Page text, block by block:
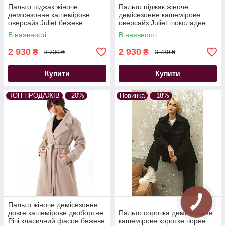
Пальто піджак жіноче
демісезонне кашемірове
оверсайз Juliet бежеве
В наявності
2 930 ₴ 3 730 ₴
Купити
Пальто піджак жіноче
демісезонне кашемірове
оверсайз Juliet шоколадне
В наявності
2 930 ₴ 3 730 ₴
Купити
ТОП ПРОДАЖІВ –20%
Пальто жіноче демісезонне
довге кашемірове двобортне
Річі класичний фасон бежеве
Новинка –18%
Пальто сорочка демісезонне
кашемірове коротке чорне